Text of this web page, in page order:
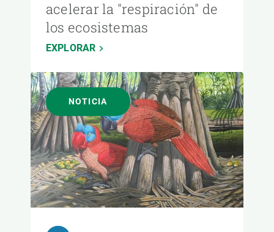
acelerar la "respiración" de
los ecosistemas
EXPLORAR
NOTICIA